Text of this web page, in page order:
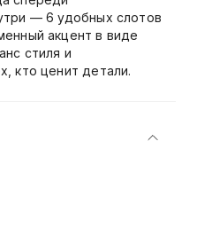
— 6 удобных слотов
акцент в виде
стиля и
кто ценит детали.